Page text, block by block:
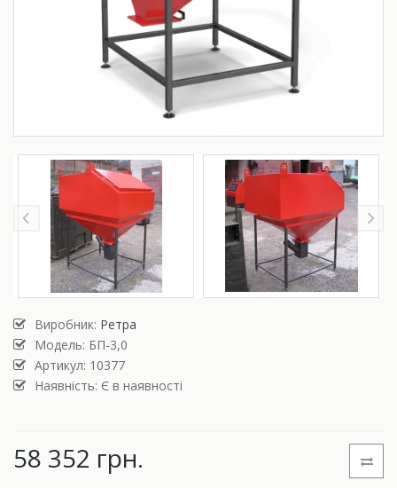
Виробник: Ретра
Модель: БП-3,0
Артикул: 10377
Наявність: Є в наявності
58 352 грн.